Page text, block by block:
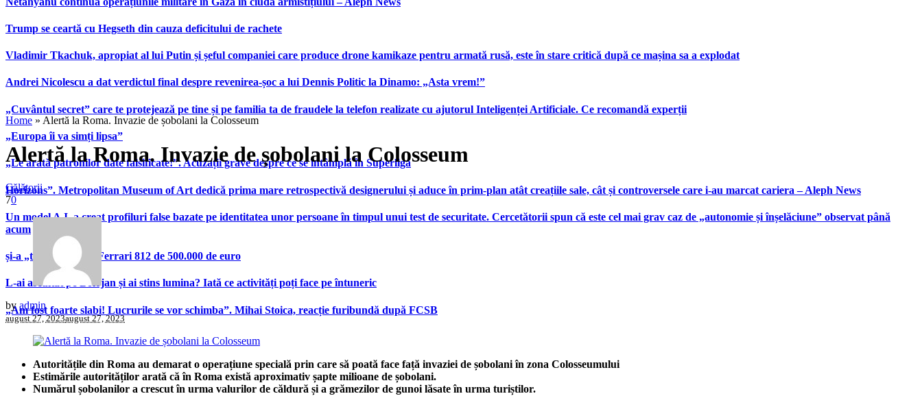
Trump se ceartă cu Hegseth din cauza deficitului de rachete
Vladimir Tkachuk, apropiat al lui Putin și șeful companiei care produce drone kamikaze pentru armată rusă, este în stare critică după ce mașina sa a explodat
Andrei Nicolescu a dat verdictul final despre revenirea-șoc a lui Dennis Politic la Dinamo: „Asta vrem!”
„Cuvântul secret” care te protejează pe tine și pe familia ta de fraudele la telefon realizate cu ajutorul Inteligenței Artificiale. Ce recomandă experții
„Europa îi va simți lipsa”
„Le arată patronilor date falsificate!”. Acuzații grave despre ce se întâmplă în Superliga
Horizons”. Metropolitan Museum of Art dedică prima mare retrospectivă designerului și aduce în prim-plan atât creațiile sale, cât și controversele care i-au marcat cariera – Aleph News
Un model A.I. a creat profiluri false bazate pe identitatea unor persoane în timpul unui test de securitate. Cercetătorii spun că este cel mai grav caz de „autonomie și înșelăciune” observat până
acum
și-a „tunat” bolidul Ferrari 812 de 500.000 de euro
L-ai ascultat pe Bolojan și ai stins lumina? Iată ce activități poți face pe întuneric
„Am fost foarte slabi! Lucrurile se vor schimba”. Mihai Stoica, reacție furibundă după FCSB
Home » Alertă la Roma. Invazie de șobolani la Colosseum
Alertă la Roma. Invazie de șobolani la Colosseum
Călătorii
70
by admin
august 27, 2023august 27, 2023
Autoritățile din Roma au demarat o operațiune specială prin care să poată face față invaziei de șobolani în zona Colosseumului
Estimările autorităților arată că în Roma există aproximativ șapte milioane de șobolani.
Numărul șobolanilor a crescut în urma valurilor de căldură și a grămezilor de gunoi lăsate în urma turiștilor.